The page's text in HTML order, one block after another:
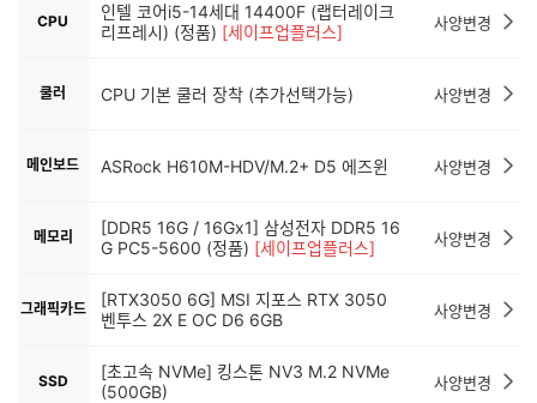
CPU
인텔 코어i5-14세대 14400F (랩터레이크
리프레시) (정품) [세이프업플러스] 사양변경
쿨러 CPU 기본 쿨러 장착 (추가선택가능) 사양변경
메인보드 ASRock H610M-HDV/M.2+ D5 에즈윈 사양변경
메모리
[DDR5 16G / 16Gx1] 삼성전자 DDR5 16
G PC5-5600 (정품) [세이프업플러스] 사양변경
그래픽카드
[RTX3050 6G] MSI 지포스 RTX 3050
벤투스 2X E OC D6 6GB
사양변경
SSD
[초고속 NVMe] 킹스톤 NV3 M.2 NVMe
(500GB)
사양변경